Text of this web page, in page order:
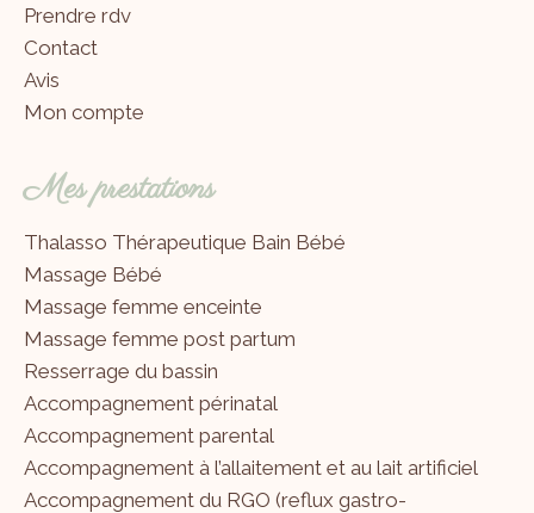
Prendre rdv
Contact
Avis
Mon compte
Mes prestations
Thalasso Thérapeutique Bain Bébé
Massage Bébé
Massage femme enceinte
Massage femme post partum
Resserrage du bassin
Accompagnement périnatal
Accompagnement parental
Accompagnement à l’allaitement et au lait artificiel
Accompagnement du RGO (reflux gastro-